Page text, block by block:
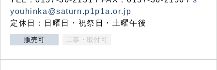
youhinka@saturn.p1p1a.or.jp
定休日：日曜日・祝祭日・土曜午後
販売可 工事・取付可